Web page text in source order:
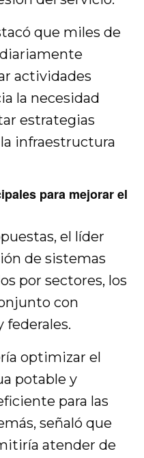
que miles de
actividades
la necesidad
estrategias
infraestructura
para mejorar el
el líder
de sistemas
por sectores, los
con
federales.
optimizar el
potable y
para las
señaló que
atender de